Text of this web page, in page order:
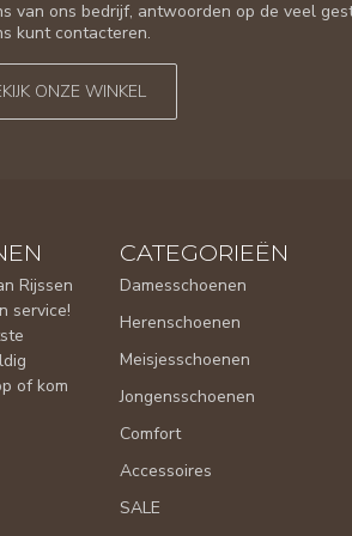
van ons bedrijf, antwoorden op de veel
kunt contacteren.
ONZE WINKEL
Rijssen
service!
of kom
CATEGORIEËN
Damesschoenen
Herenschoenen
Meisjesschoenen
Jongensschoenen
Comfort
Accessoires
SALE